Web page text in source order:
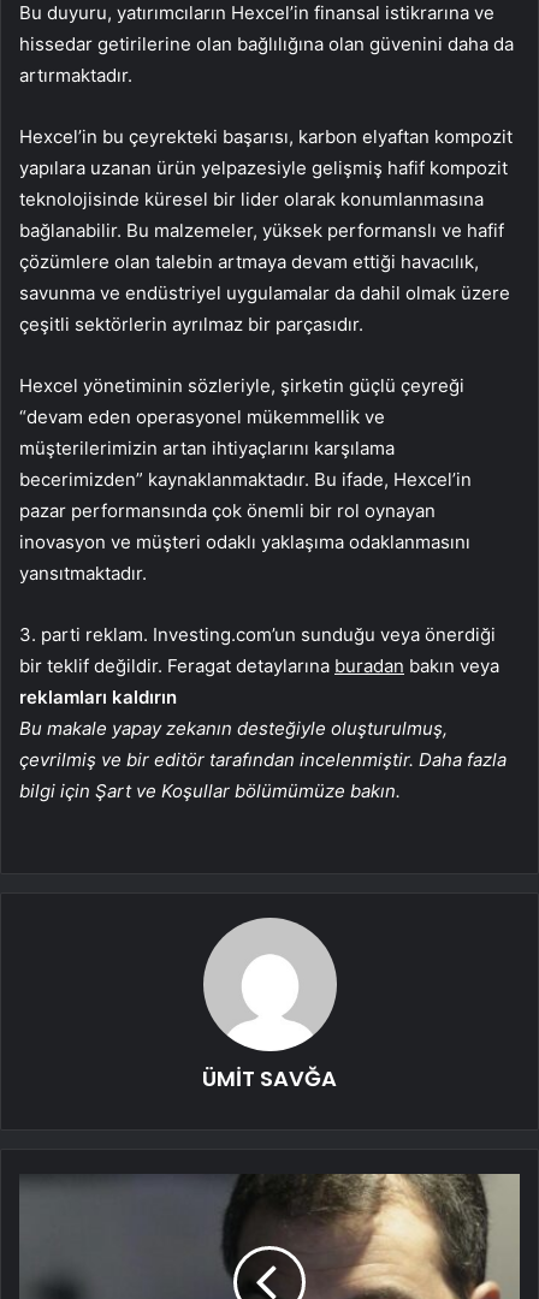
Bu duyuru, yatırımcıların Hexcel’in finansal istikrarına ve
hissedar getirilerine olan bağlılığına olan güvenini daha da
artırmaktadır.
Hexcel’in bu çeyrekteki başarısı, karbon elyaftan kompozit
yapılara uzanan ürün yelpazesiyle gelişmiş hafif kompozit
teknolojisinde küresel bir lider olarak konumlanmasına
bağlanabilir. Bu malzemeler, yüksek performanslı ve hafif
çözümlere olan talebin artmaya devam ettiği havacılık,
savunma ve endüstriyel uygulamalar da dahil olmak üzere
çeşitli sektörlerin ayrılmaz bir parçasıdır.
Hexcel yönetiminin sözleriyle, şirketin güçlü çeyreği
“devam eden operasyonel mükemmellik ve
müşterilerimizin artan ihtiyaçlarını karşılama
becerimizden” kaynaklanmaktadır. Bu ifade, Hexcel’in
pazar performansında çok önemli bir rol oynayan
inovasyon ve müşteri odaklı yaklaşıma odaklanmasını
yansıtmaktadır.
3. parti reklam. Investing.com’un sunduğu veya önerdiği
bir teklif değildir. Feragat detaylarına buradan bakın veya
reklamları kaldırın
Bu makale yapay zekanın desteğiyle oluşturulmuş,
çevrilmiş ve bir editör tarafından incelenmiştir. Daha fazla
bilgi için Şart ve Koşullar bölümümüze bakın.
ÜMİT SAVĞA